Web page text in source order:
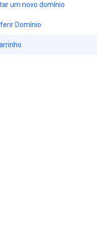
um novo domínio
Domínio